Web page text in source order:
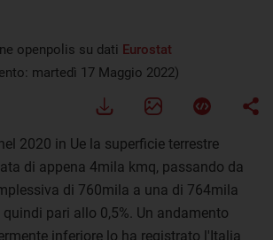
openpolis su dati Eurostat
martedì 17 Maggio 2022)
2020 in Ue la superficie terrestre
di appena 4mila kmq, passando da
di 760mila a una di 764mila
pari allo 0,5%. Un andamento
inferiore lo ha registrato l'Italia